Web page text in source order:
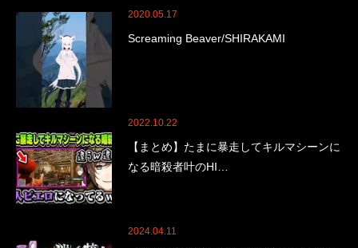
2020.05.17
Screaming Beaver/SHIRAKAMI
2022.10.22
【まとめ】たまに暴走してキルマシーンに
なる暗殺者叶のHI…
2024.04.11